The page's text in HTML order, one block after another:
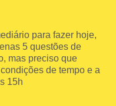
para fazer hoje,
5 questões de
mas preciso que
de tempo e a
15h